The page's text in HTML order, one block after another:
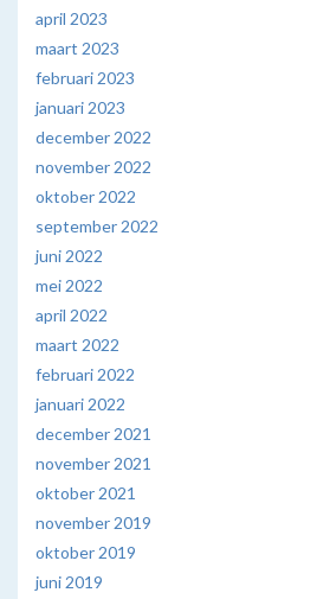
april 2023
maart 2023
februari 2023
januari 2023
december 2022
november 2022
oktober 2022
september 2022
juni 2022
mei 2022
april 2022
maart 2022
februari 2022
januari 2022
december 2021
november 2021
oktober 2021
november 2019
oktober 2019
juni 2019